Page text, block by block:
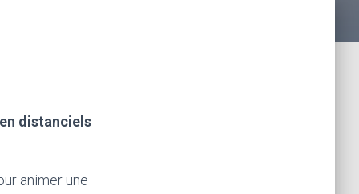
distanciels
animer une